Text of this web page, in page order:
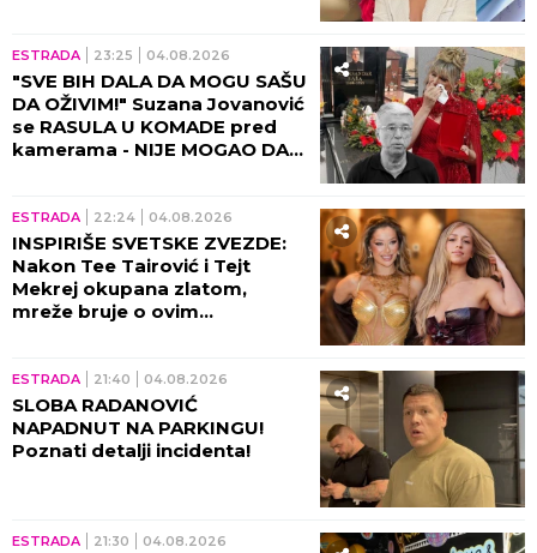
ESTRADA 23:25 04.08.2026
"SVE BIH DALA DA MOGU SAŠU
DA OŽIVIM!" Suzana Jovanović
se RASULA U KOMADE pred
kamerama - NIJE MOGAO DA
ESTRADA 22:24 04.08.2026
INSPIRIŠE SVETSKE ZVEZDE:
Nakon Tee Tairović i Tejt
Mekrej okupana zlatom,
mreže bruje o ovim
(FOTO)
ESTRADA 21:40 04.08.2026
SLOBA RADANOVIĆ
NAPADNUT NA PARKINGU!
Poznati detalji incidenta!
ESTRADA 21:30 04.08.2026